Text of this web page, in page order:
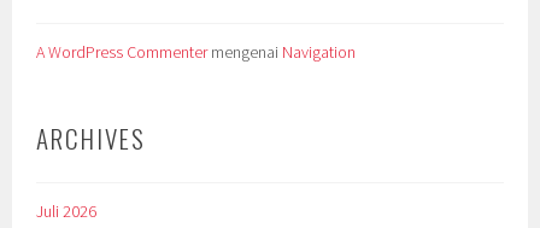
A WordPress Commentermengenai Navigation
ARCHIVES
Juli 2026